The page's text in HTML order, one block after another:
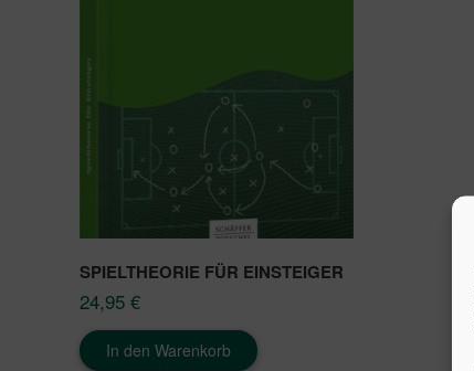
SPIELTHEORIE FÜR EINSTEIGER
24,95 €
In den Warenkorb